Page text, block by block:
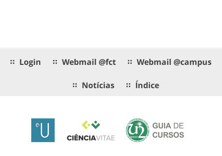
Login Webmail @fct Webmail @campus
Notícias Índice